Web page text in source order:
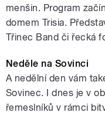
menšin. Program
domem Trisia.
Třinec Band či řecká
Neděle na Sovinci
A nedělní den vám
Sovinec. I dnes je v
řemeslníků v rámci